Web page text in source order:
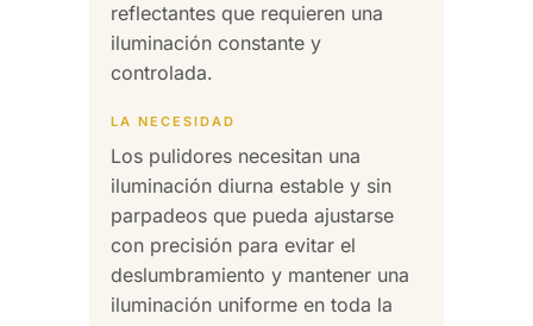
reflectantes que requieren una
iluminación constante y
controlada.
LA NECESIDAD
Los pulidores necesitan una
iluminación diurna estable y sin
parpadeos que pueda ajustarse
con precisión para evitar el
deslumbramiento y mantener una
iluminación uniforme en toda la